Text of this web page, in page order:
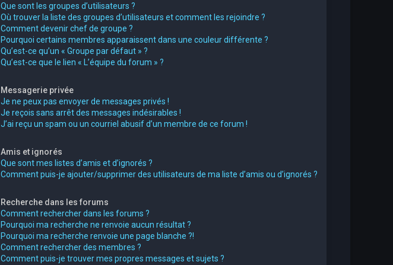
Que sont les groupes d’utilisateurs ?
Où trouver la liste des groupes d’utilisateurs et comment les rejoindre ?
Comment devenir chef de groupe ?
Pourquoi certains membres apparaissent dans une couleur différente ?
Qu’est-ce qu’un « Groupe par défaut » ?
Qu’est-ce que le lien « L’équipe du forum » ?
Messagerie privée
Je ne peux pas envoyer de messages privés !
Je reçois sans arrêt des messages indésirables !
J’ai reçu un spam ou un courriel abusif d’un membre de ce forum !
Amis et ignorés
Que sont mes listes d’amis et d’ignorés ?
Comment puis-je ajouter/supprimer des utilisateurs de ma liste d’amis ou d’ignorés ?
Recherche dans les forums
Comment rechercher dans les forums ?
Pourquoi ma recherche ne renvoie aucun résultat ?
Pourquoi ma recherche renvoie une page blanche ?!
Comment rechercher des membres ?
Comment puis-je trouver mes propres messages et sujets ?